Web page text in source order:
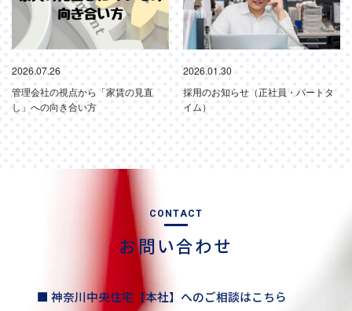
2026.07.26
管理会社の視点から「家賃の見直
し」への向き合い方
2026.01.30
採用のお知らせ（正社員・パートタ
イム）
CONTACT
お問い合わせ
■ 神奈川中央住宅【本社】へのご相談はこちら